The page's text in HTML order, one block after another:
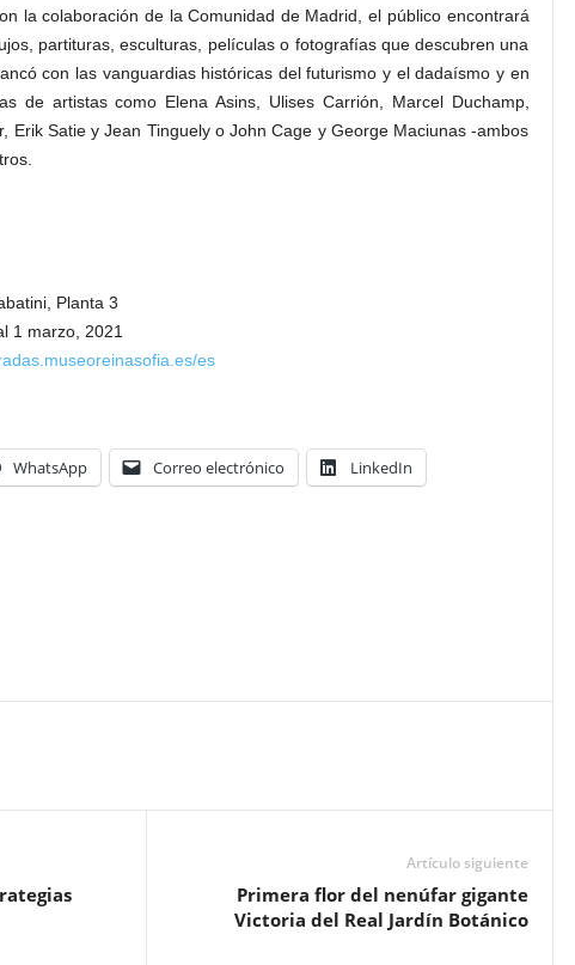
la colaboración de la Comunidad de Madrid, el público encontrará
partituras, esculturas, películas o fotografías que descubren una
con las vanguardias históricas del futurismo y el dadaísmo y en
de artistas como Elena Asins, Ulises Carrión, Marcel Duchamp,
Erik Satie y Jean Tinguely o John Cage y George Maciunas -ambos
Planta 3
1 marzo, 2021
es
WhatsApp Correo electrónico LinkedIn
Artículo siguiente
Primera flor del nenúfar gigante
Victoria del Real Jardín Botánico